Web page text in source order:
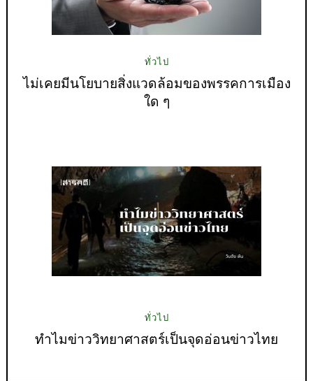
ทั่วไป
ไม่เคยมีนโยบายสิ่งแวดล้อมของพรรคการเมือง
ใด ๆ
ทั่วไป
ทำไมข่าววิทยาศาสตร์เป็นจุดอ่อนข่าวไทย